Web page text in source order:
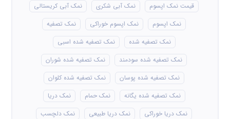
قیمت نمک اپسوم
نمک آبی شکری
نمک آبی کریستالی
نمک اپسوم
نمک اپسوم خوراکی
نمک تصفیه
نمک تصفیه شده
نمک تصفیه شده اسبی
نمک تصفیه شده سودمند
نمک تصفیه شده شوران
نمک تصفیه شده پوسان
نمک تصفیه شده کلوان
نمک تصفیه شده یگانه
نمک حمام
نمک دریا
نمک دریا خوراکی
نمک دریا طبیعی
نمک دلچسب